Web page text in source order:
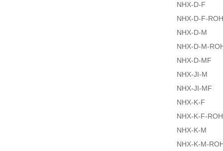
NHX-D-F
NHX-D-F-
NHX-D-M
NHX-D-M-
NHX-D-MF
NHX-JI-M
NHX-JI-MF
NHX-K-F
NHX-K-F-
NHX-K-M
NHX-K-M-